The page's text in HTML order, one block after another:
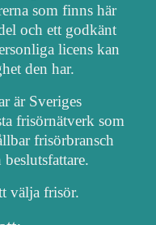
som finns här
och ett godkänt
licens kan
den har.
är Sveriges
frisörnätverk som
frisörbransch
välja frisör.